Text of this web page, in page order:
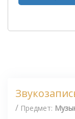
/ Предмет: